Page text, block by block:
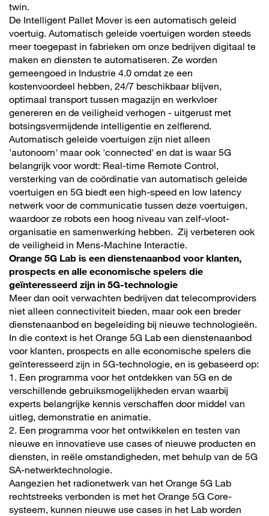
twin.
De Intelligent Pallet Mover is een automatisch geleid
voertuig. Automatisch geleide voertuigen worden steeds
meer toegepast in fabrieken om onze bedrijven digitaal te
maken en diensten te automatiseren. Ze worden
gemeengoed in Industrie 4.0 omdat ze een
kostenvoordeel hebben, 24/7 beschikbaar blijven,
optimaal transport tussen magazijn en werkvloer
genereren en de veiligheid verhogen - uitgerust met
botsingsvermijdende intelligentie en zelflerend.
Automatisch geleide voertuigen zijn niet alleen
'autonoom' maar ook 'connected' en dat is waar 5G
belangrijk voor wordt: Real-time Remote Control,
versterking van de coördinatie van automatisch geleide
voertuigen en 5G biedt een high-speed en low latency
netwerk voor de communicatie tussen deze voertuigen,
waardoor ze robots een hoog niveau van zelf-vloot-
organisatie en samenwerking hebben. Zij verbeteren ook
de veiligheid in Mens-Machine Interactie.
Orange 5G Lab is een dienstenaanbod voor klanten,
prospects en alle economische spelers die
geïnteresseerd zijn in 5G-technologie
Meer dan ooit verwachten bedrijven dat telecomproviders
niet alleen connectiviteit bieden, maar ook een breder
dienstenaanbod en begeleiding bij nieuwe technologieën.
In die context is het Orange 5G Lab een dienstenaanbod
voor klanten, prospects en alle economische spelers die
geïnteresseerd zijn in 5G-technologie, en is gebaseerd op:
1. Een programma voor het ontdekken van 5G en de
verschillende gebruiksmogelijkheden ervan waarbij
experts belangrijke kennis verschaffen door middel van
uitleg, demonstratie en animatie.
2. Een programma voor het ontwikkelen en testen van
nieuwe en innovatieve use cases of nieuwe producten en
diensten, in reële omstandigheden, met behulp van de 5G
SA-netwerktechnologie.
Aangezien het radionetwerk van het Orange 5G Lab
rechtstreeks verbonden is met het Orange 5G Core-
systeem, kunnen nieuwe use cases in het Lab worden